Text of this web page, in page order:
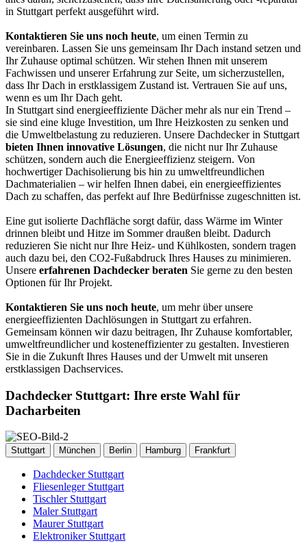
in Stuttgart perfekt ausgeführt wird.
Kontaktieren Sie uns noch heute, um einen Termin zu
vereinbaren. Lassen Sie uns gemeinsam Ihr Dach instand setzen und
Ihr Zuhause optimal schützen. Wir stehen Ihnen mit unserem
Fachwissen und unserer Erfahrung zur Seite, um sicherzustellen,
dass Ihr Dach in erstklassigem Zustand ist. Vertrauen Sie auf uns,
wenn es um Ihr Dach geht.
In Stuttgart sind energieeffiziente Dächer mehr als nur ein Trend –
sie sind eine kluge Investition, um Ihre Heizkosten zu senken und
die Umweltbelastung zu reduzieren. Unsere Dachdecker in Stuttgart
bieten Ihnen innovative Lösungen, die nicht nur Ihr Zuhause
schützen, sondern auch die Energieeffizienz steigern. Von
hochwertiger Dachisolierung bis hin zu umweltfreundlichen
Dachmaterialien – wir helfen Ihnen dabei, ein energieeffizientes
Dach zu schaffen, das perfekt auf Ihre Bedürfnisse zugeschnitten ist.
Eine gut isolierte Dachfläche sorgt dafür, dass Wärme im Winter
drinnen bleibt und Hitze im Sommer draußen bleibt. Dadurch
reduzieren Sie nicht nur Ihre Heiz- und Kühlkosten, sondern tragen
auch dazu bei, den CO2-Fußabdruck Ihres Hauses zu minimieren.
Unsere erfahrenen Dachdecker beraten Sie gerne zu den besten
Optionen für Ihr Projekt.
Kontaktieren Sie uns noch heute, um mehr über unsere
energieeffizienten Dachlösungen in Stuttgart zu erfahren.
Gemeinsam können wir dazu beitragen, Ihr Zuhause komfortabler,
umweltfreundlicher und kosteneffizienter zu gestalten. Investieren
Sie in die Zukunft Ihres Hauses und der Umwelt mit unseren
erstklassigen Dachservices.
Dachdecker Stuttgart: Ihre erste Wahl für
Dacharbeiten
Stuttgart München Berlin Hamburg Frankfurt
Dachdecker Stuttgart
Fliesenleger Stuttgart
Tischler Stuttgart
Maler Stuttgart
Maurer Stuttgart
Elektroniker Stuttgart